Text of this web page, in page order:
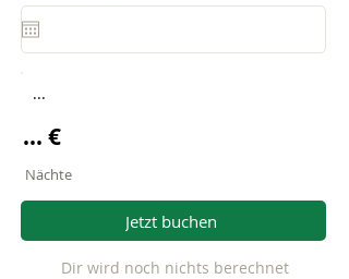
...
... €
Nächte
Jetzt buchen
Dir wird noch nichts berechnet